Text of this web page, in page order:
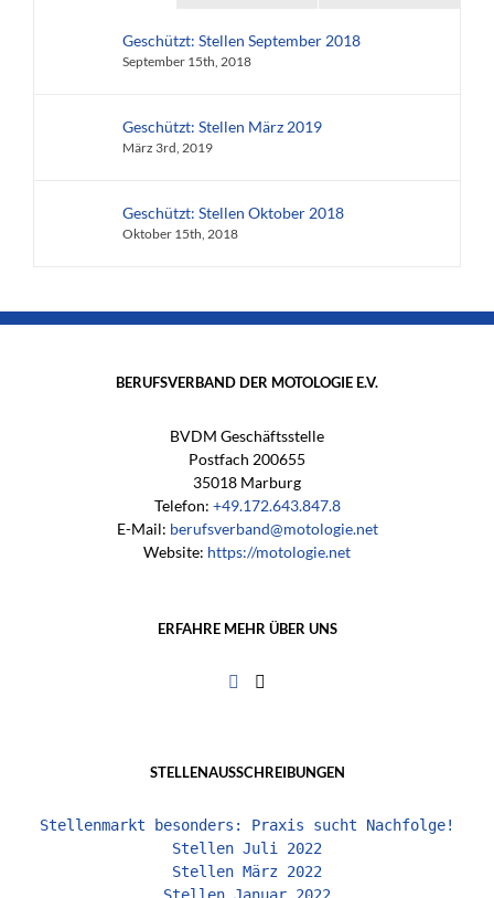
Geschützt: Stellen September 2018
September 15th, 2018
Geschützt: Stellen März 2019
März 3rd, 2019
Geschützt: Stellen Oktober 2018
Oktober 15th, 2018
BERUFSVERBAND DER MOTOLOGIE E.V.
BVDM Geschäftsstelle
Postfach 200655
35018 Marburg
Telefon: +49.172.643.847.8
E-Mail: berufsverband@motologie.net
Website: https://motologie.net
ERFAHRE MEHR ÜBER UNS
STELLENAUSSCHREIBUNGEN
Stellenmarkt besonders: Praxis sucht Nachfolge!
Stellen Juli 2022
Stellen März 2022
Stellen Januar 2022